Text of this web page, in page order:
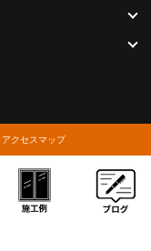
アクセスマップ